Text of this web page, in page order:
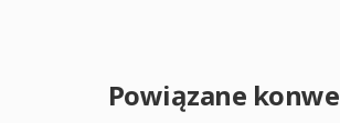
Powiązane